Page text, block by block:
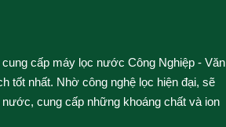
cấp máy lọc nước Công Nghiệp - Văn
tốt nhất. Nhờ công nghệ lọc hiện đại, sẽ
cung cấp những khoáng chất và ion